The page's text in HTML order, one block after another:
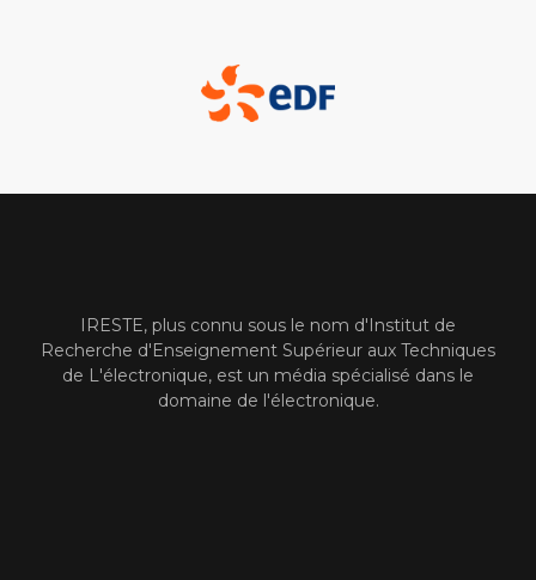
IRESTE, plus connu sous le nom d'Institut de
Recherche d'Enseignement Supérieur aux Techniques
de L'électronique, est un média spécialisé dans le
domaine de l'électronique.